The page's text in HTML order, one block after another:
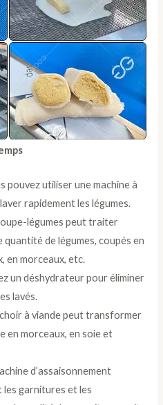
pouvez utiliser une machine à
rapidement les légumes.
légumes peut traiter
de légumes, coupés en
en morceaux, etc.
un déshydrateur pour éliminer
lavés.
à viande peut transformer
en morceaux, en soie et
d’assaisonnement
les garnitures et les